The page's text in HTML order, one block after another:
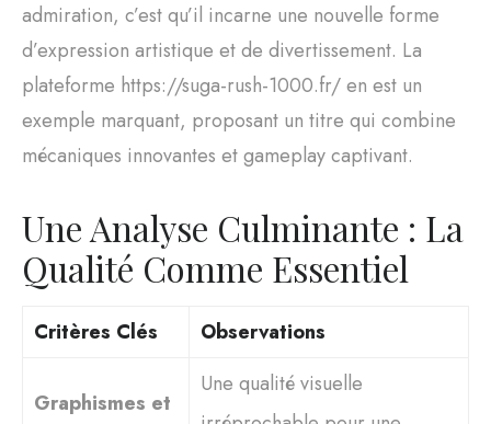
admiration, c’est qu’il incarne une nouvelle forme
d’expression artistique et de divertissement. La
plateforme https://suga-rush-1000.fr/ en est un
exemple marquant, proposant un titre qui combine
mécaniques innovantes et gameplay captivant.
Une Analyse Culminante : La
Qualité Comme Essentiel
Critères Clés Observations
Graphismes et
Une qualité visuelle